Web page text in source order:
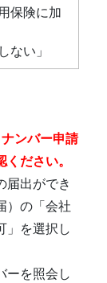
保険に加
ない」
ンバー申請
ださい。
届出ができ
）の「会社
」を選択し
ーを照会し